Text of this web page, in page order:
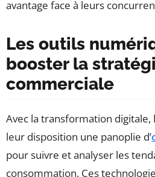
avantage face à leurs
Les outils
booster la
commerciale
Avec la transformation
leur disposition une panoplie d’
pour suivre et analyser les
consommation. Ces